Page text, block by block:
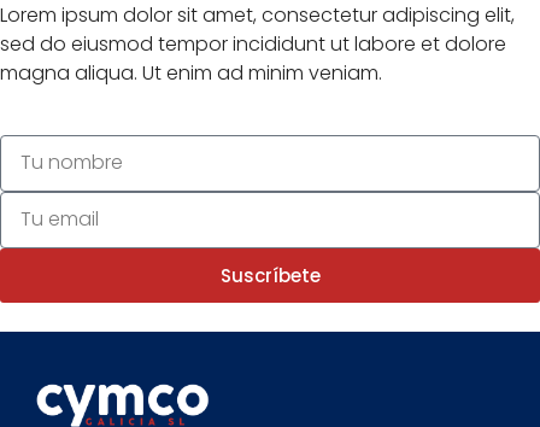
Lorem ipsum dolor sit amet, consectetur adipiscing elit,
sed do eiusmod tempor incididunt ut labore et dolore
magna aliqua. Ut enim ad minim veniam.
Suscríbete